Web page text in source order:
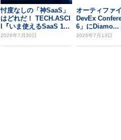
忖度なしの「神SaaS」
はどれだ！ TECH.ASCI
I『いま使えるSaaS 1...
2026年7月30日
オーティファ
DevEx
6」にDiamo...
2026年7月13日